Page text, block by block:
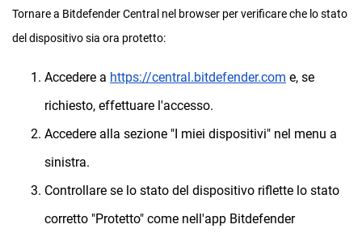
Tornare a Bitdefender Central nel browser per verificare che lo stato
del dispositivo sia ora protetto:
Accedere a https://central.bitdefender.com e, se
richiesto, effettuare l'accesso.
Accedere alla sezione "I miei dispositivi" nel menu a
sinistra.
Controllare se lo stato del dispositivo riflette lo stato
corretto "Protetto" come nell'app Bitdefender